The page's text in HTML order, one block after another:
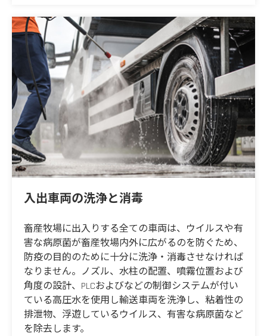
入出車両の洗浄と消毒
畜産牧場に出入りする全ての車両は、ウイルスや有
害な病原菌が畜産牧場内外に広がるのを防ぐため、
防疫の目的のために十分に洗浄・消毒させなければ
なりません。ノズル、水柱の配置、噴霧位置および
角度の設計、PLCおよびなどの制御システムが付い
ている高圧水を使用し輸送車両を洗浄し、粘着性の
排泄物、浮遊しているウイルス、有害な病原菌など
を除去します。